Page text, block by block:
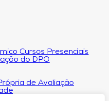
Cursos Presenciais
do DPO
de Avaliação